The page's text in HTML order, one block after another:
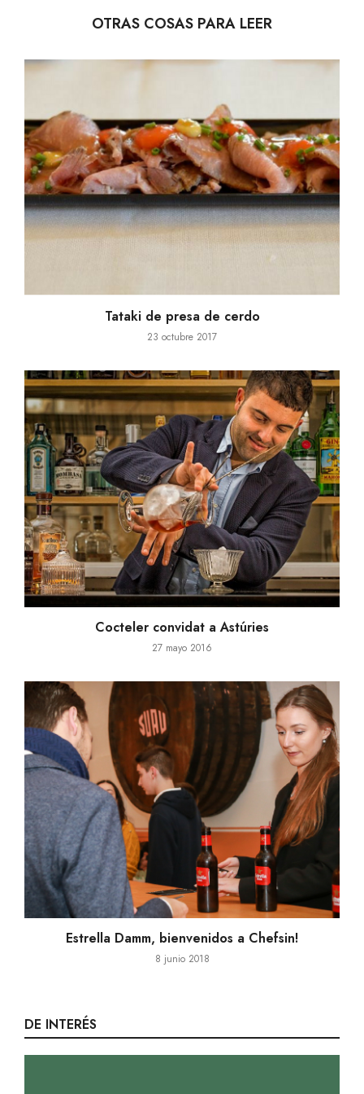
Next Article
post:
de Mallorca
OTRAS COSAS PARA LEER
Tataki de presa de cerdo
23 octubre 2017
Cocteler convidat a Astúries
27 mayo 2016